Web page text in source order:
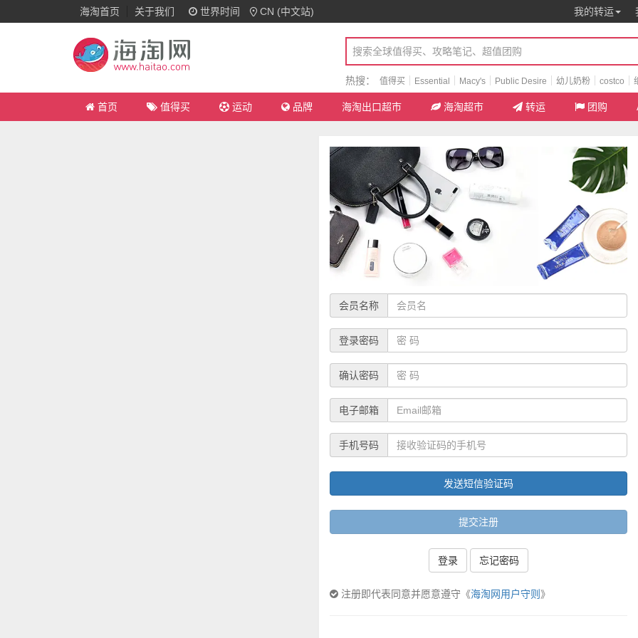
海淘首页 关于我们 世界时间 CN (中文站) 我的转运
热搜： 值得买 Essential Macy's Public Desire 幼儿奶粉 costco
首页 值得买 运动 品牌 海淘出口超市 海淘超市 转运 团购
会员名称
登录密码
确认密码
电子邮箱
手机号码
发送短信验证码
提交注册
登录 忘记密码
注册即代表同意并愿意遵守《海淘网用户守则 》